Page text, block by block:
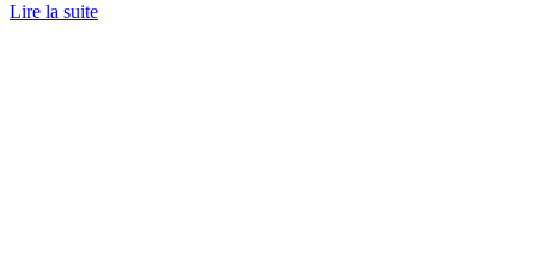
Lire la suite